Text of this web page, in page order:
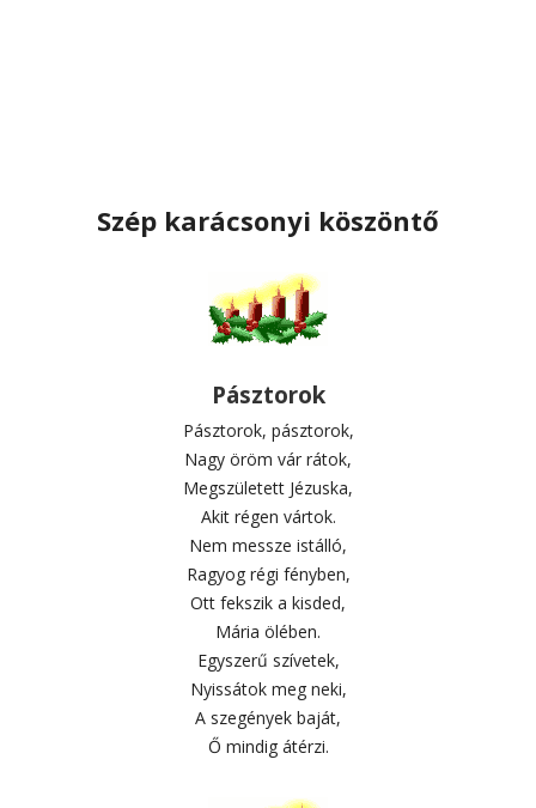
Szép karácsonyi köszöntő
Pásztorok
Pásztorok, pásztorok,
Nagy öröm vár rátok,
Megszületett Jézuska,
Akit régen vártok.
Nem messze istálló,
Ragyog régi fényben,
Ott fekszik a kisded,
Mária ölében.
Egyszerű szívetek,
Nyissátok meg neki,
A szegények baját,
Ő mindig átérzi.